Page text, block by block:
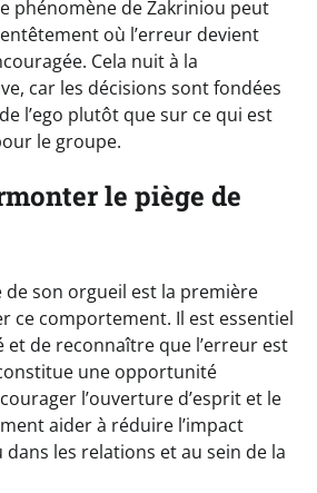
phénomène de Zakriniou peut
où l’erreur devient
Cela nuit à la
car les décisions sont fondées
l’ego plutôt que sur ce qui est
le groupe.
le piège de
de son orgueil est la première
ce comportement. Il est essentiel
et de reconnaître que l’erreur est
une opportunité
l’ouverture d’esprit et le
aider à réduire l’impact
les relations et au sein de la